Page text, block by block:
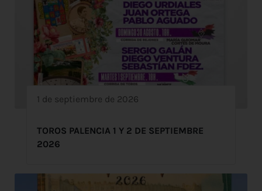
1 de septiembre de 2026
TOROS PALENCIA 1 Y 2 DE SEPTIEMBRE
2026